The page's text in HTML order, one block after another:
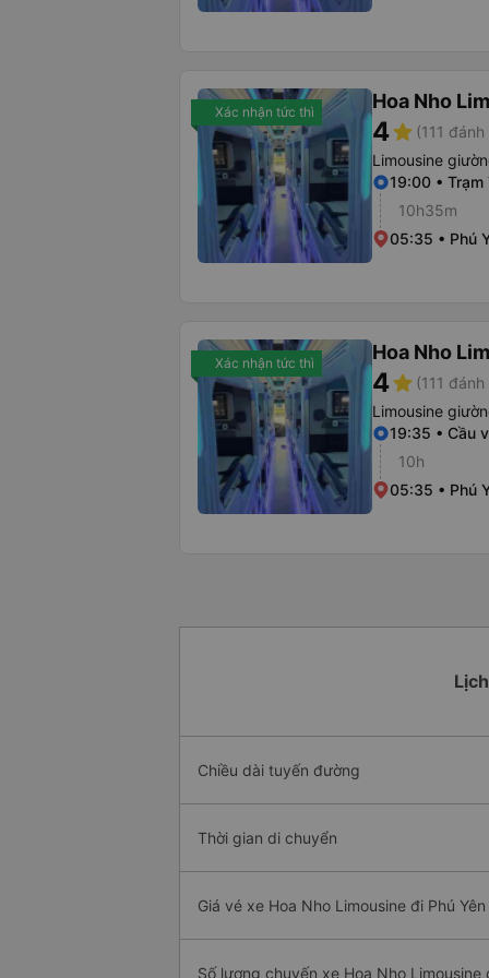
Xác nhận tức thì Hoa Nho
4star (111 đánh
Limousine
19:00 •
10h35m
05:35 • Phú
Xác nhận tức thì Hoa Nho
4star (111 đánh
Limousine
19:35 • Cầu
10h
05:35 • Phú
Chiều dài tuyến đường
Thời gian di chuyển
Giá vé xe Hoa Nho Limousine đi Phú
Số lượng chuyến xe Hoa Nho Limousine